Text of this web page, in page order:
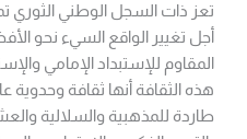
تعز ذات السجل الوطني الثوري
أجل تغيير الواقع السيء نحو
المقاوم للإستبداد الإمامي
هذه الثقافة أنها ثقافة وحدوية
طاردة للمذهبية والسلالية